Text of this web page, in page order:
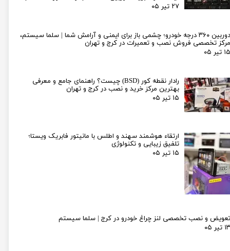
۲۷ تیر ۰۵
دوربین ۳۶۰ درجه خودرو؛ چشمی باز برای ایمنی و آرامش شما | سلما سیستم،
مرکز تخصصی فروش نصب و تعمیرات در کرج و تهران
۱۵ تیر ۰۵
رادار نقطه کور (BSD) چیست؟ راهنمای جامع و معرفی
بهترین مرکز خرید و نصب در کرج و تهران
۱۵ تیر ۰۵
ارتقاء هوشمند سهند و اطلس با مانیتور فابریک ویستا؛
تلفیق زیبایی و تکنولوژی
۱۵ تیر ۰۵
تعویض و نصب تخصصی لنز چراغ خودرو در کرج | سلما سیستم
۱۳ تیر ۰۵